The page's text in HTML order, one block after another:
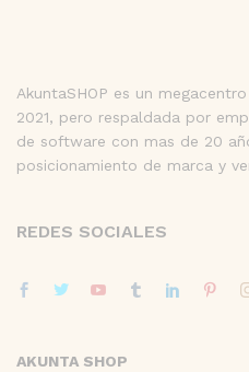
AkuntaSHOP es un
2021, pero respaldada por
de software con mas de 20
posicionamiento de marca y
REDES SOCIALES
AKUNTA SHOP